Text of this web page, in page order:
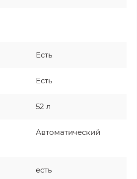
Есть
Есть
52 л
Автоматический
есть